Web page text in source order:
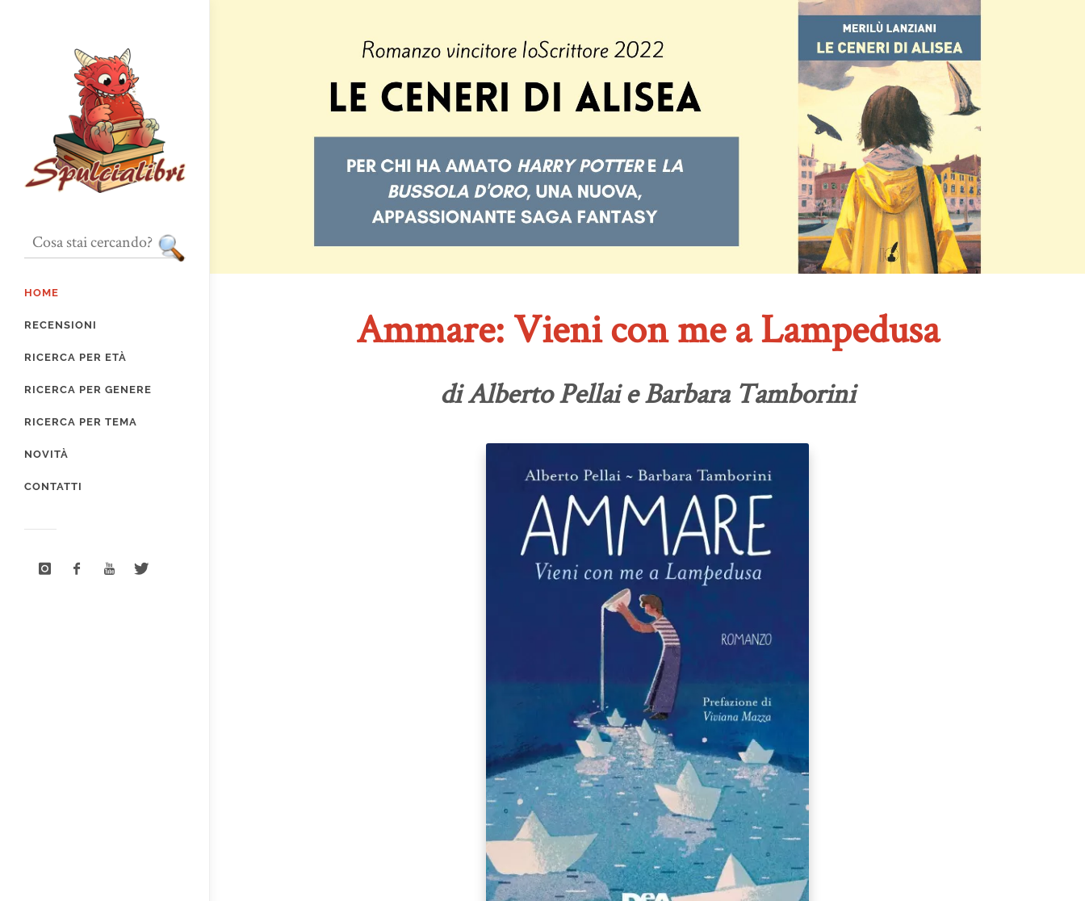
HOME
RECENSIONI
RICERCA PER ETÀ
RICERCA PER GENERE
RICERCA PER TEMA
NOVITÀ
CONTATTI
Ammare: Vieni con me a Lampedusa
di Alberto Pellai e Barbara Tamborini